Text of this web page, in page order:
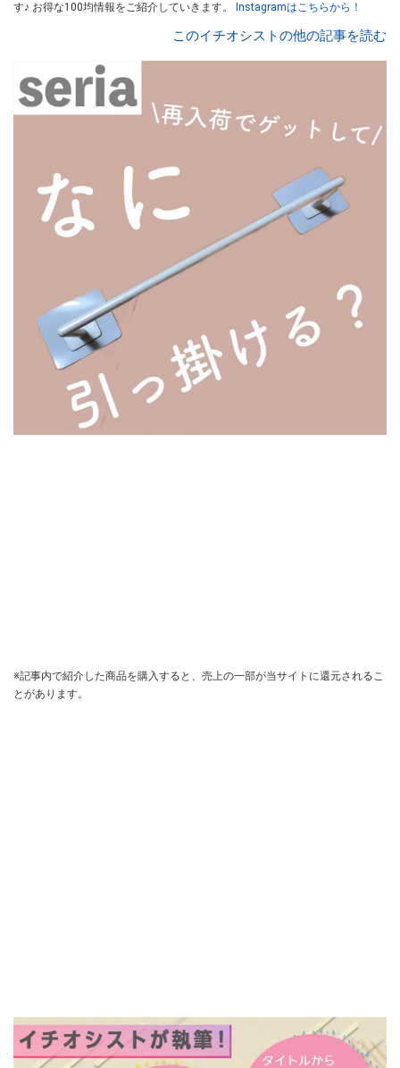
す♪ お得な100均情報をご紹介していきます。
Instagramはこちらから！
このイチオシストの他の記事を読む
※記事内で紹介した商品を購入すると、売上の一部が当サイトに還元されるこ
とがあります。